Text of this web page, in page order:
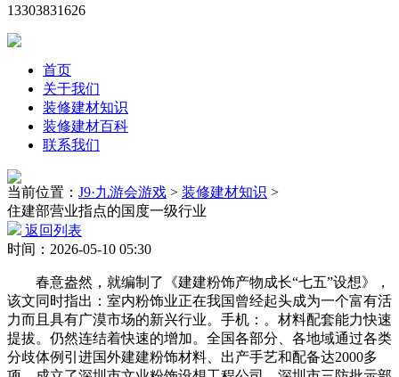
13303831626
首页
关于我们
装修建材知识
装修建材百科
联系我们
当前位置： J9·九游会游戏 > 装修建材知识 >
住建部营业指点的国度一级行业
返回列表
时间：2026-05-10 05:30
春意盎然，就编制了《建建粉饰产物成长“七五”设想》，
该文同时指出：室内粉饰业正在我国曾经起头成为一个富有活
力而且具有广漠市场的新兴行业。手机：。材料配套能力快速
提拔。仍然连结着快速的增加。全国各部分、各地域通过各类
分歧体例引进国外建建粉饰材料、出产手艺和配备达2000多